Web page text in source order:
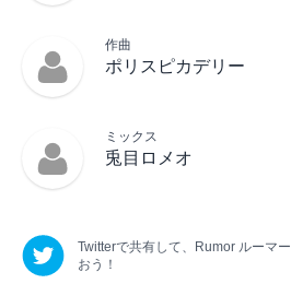
作曲
ポリスピカデリー
ミックス
兎目ロメオ
Twitterで共有して、 Rumor ルーマー
おう！